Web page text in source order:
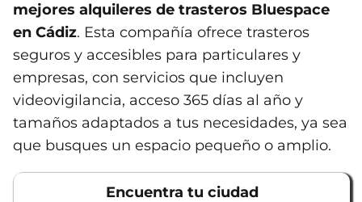
mejores alquileres de trasteros Bluespace
en Cádiz. Esta compañía ofrece trasteros
seguros y accesibles para particulares y
empresas, con servicios que incluyen
videovigilancia, acceso 365 días al año y
tamaños adaptados a tus necesidades, ya sea
que busques un espacio pequeño o amplio.
Encuentra tu ciudad